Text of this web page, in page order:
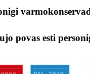
povas esti